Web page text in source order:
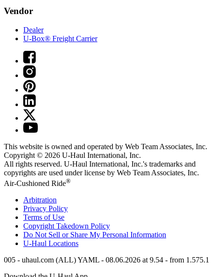
Vendor
Dealer
U-Box® Freight Carrier
This website is owned and operated by Web Team Associates, Inc.
Copyright © 2026 U-Haul International, Inc.
All rights reserved. U-Haul International, Inc.'s trademarks and
copyrights are used under license by Web Team Associates, Inc.
Air-Cushioned Ride®
Arbitration
Privacy Policy
Terms of Use
Copyright Takedown Policy
Do Not Sell or Share My Personal Information
U-Haul Locations
005 - uhaul.com (ALL) YAML - 08.06.2026 at 9.54 - from 1.575.1